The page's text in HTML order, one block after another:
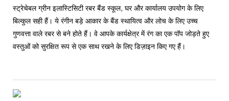
स्ट्रेचेबल ग्रीन इलास्टिसिटी रबर बैंड स्कूल, घर और कार्यालय उपयोग के लिए
बिल्कुल सही हैं। ये रंगीन बड़े आकार के बैंड स्थायित्व और लोच के लिए उच्च
गुणवत्ता वाले रबर से बने होते हैं। वे आपके कार्यक्षेत्र में रंग का एक पॉप जोड़ते हुए
वस्तुओं को सुरक्षित रूप से एक साथ रखने के लिए डिज़ाइन किए गए हैं।